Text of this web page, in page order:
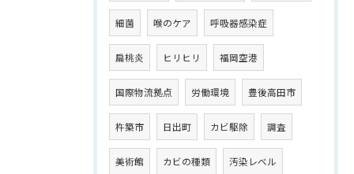
細菌 喉のケア 呼吸器感染症
扁桃炎 ヒリヒリ 福岡空港
国際物流拠点 労働環境 豊後高田市
杵築市 日出町 カビ駆除 調査
美術館 カビの種類 汚染レベル